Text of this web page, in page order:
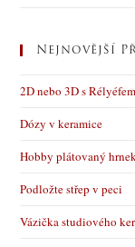
Nejnovější
2D nebo 3D s Rélyéfem
Dózy v keramice
Hobby plátovaný
Podložte střep v peci
Vázička studiového